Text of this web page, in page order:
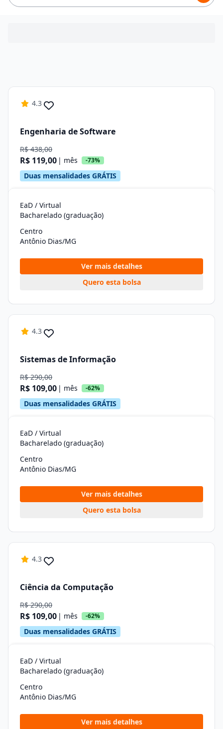
4.3
Engenharia de Software
R$ 438,00
R$ 119,00 | mês -73%
Duas mensalidades GRÁTIS
EaD / Virtual
Bacharelado (graduação)
Centro
Antônio Dias/MG
Ver mais detalhes
Quero esta bolsa
4.3
Sistemas de Informação
R$ 290,00
R$ 109,00 | mês -62%
Duas mensalidades GRÁTIS
EaD / Virtual
Bacharelado (graduação)
Centro
Antônio Dias/MG
Ver mais detalhes
Quero esta bolsa
4.3
Ciência da Computação
R$ 290,00
R$ 109,00 | mês -62%
Duas mensalidades GRÁTIS
EaD / Virtual
Bacharelado (graduação)
Centro
Antônio Dias/MG
Ver mais detalhes